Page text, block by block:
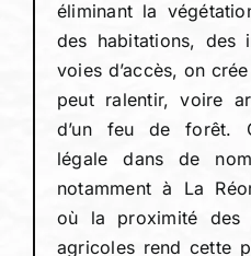
éliminant la
des habitations, des
voies d’accès, on
peut ralentir, voire
d’un feu de forêt.
légale dans de
notamment à La
où la proximité des
agricoles rend cette